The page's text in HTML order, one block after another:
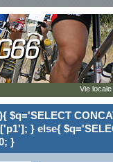
$q='SELECT
} else{
}
Vie